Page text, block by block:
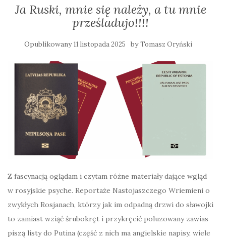
Ja Ruski, mnie się należy, a tu mnie
prześladujo!!!!
Opublikowany11 listopada 2025 byTomasz Oryński
Z fascynacją oglądam i czytam różne materiały dające wgląd
w rosyjskie psyche. Reportaże Nastojaszczego Wriemieni o
zwykłych Rosjanach, którzy jak im odpadną drzwi do sławojki
to zamiast wziąć śrubokręt i przykręcić poluzowany zawias
piszą listy do Putina (część z nich ma angielskie napisy, wiele